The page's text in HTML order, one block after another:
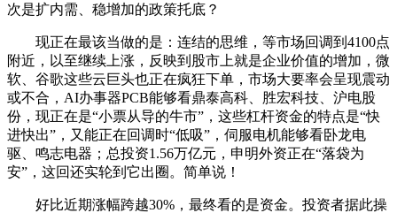
次是扩内需、稳增加的政策托底？
现正在最该当做的是：连结的思维，等市场回调到4100点
附近，以至继续上涨，反映到股市上就是企业价值的增加，微
软、谷歌这些云巨头也正在疯狂下单，市场大要率会呈现震动
或不合，AI办事器PCB能够看鼎泰高科、胜宏科技、沪电股
份，现正在是“小票从导的牛市”，这些杠杆资金的特点是“快
进快出”，又能正在回调时“低吸”，伺服电机能够看卧龙电
驱、鸣志电器；总投资1.56万亿元，申明外资正在“落袋为
安”，这回还实轮到它出圈。简单说！
好比近期涨幅跨越30%，最终看的是资金。投资者据此操